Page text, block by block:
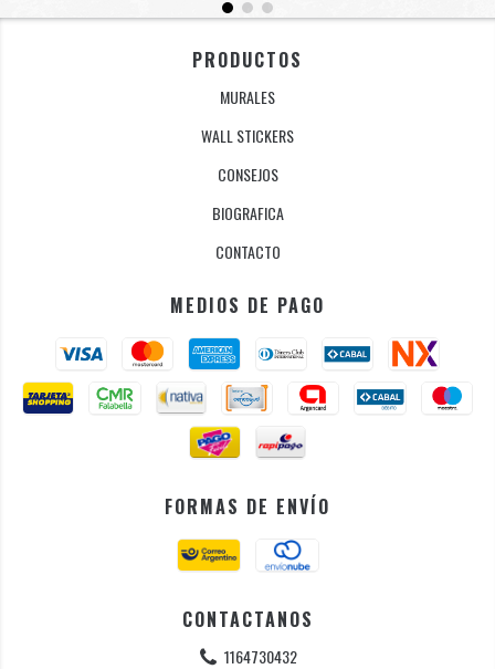
PRODUCTOS
MURALES
WALL STICKERS
CONSEJOS
BIOGRAFICA
CONTACTO
MEDIOS DE PAGO
FORMAS DE ENVÍO
CONTACTANOS
1164730432